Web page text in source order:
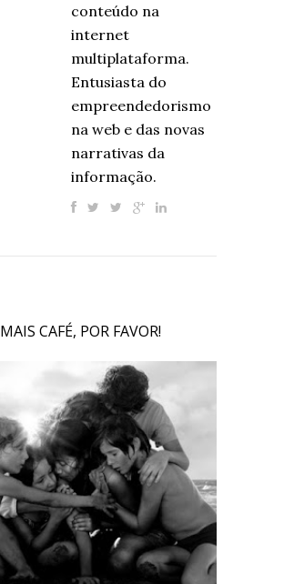
conteúdo na
internet
multiplataforma.
Entusiasta do
empreendedorismo
na web e das novas
narrativas da
informação.
MAIS CAFÉ, POR FAVOR!